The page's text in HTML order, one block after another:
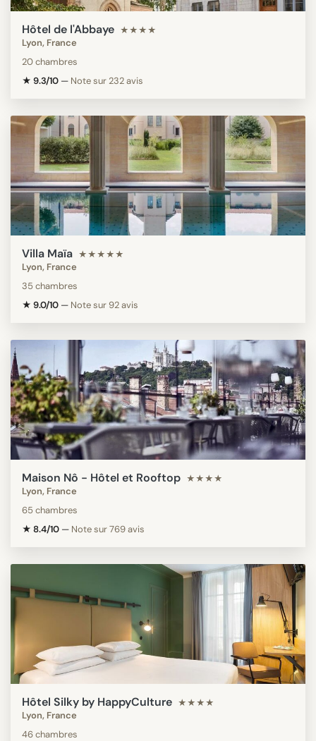
Hôtel de l'Abbaye ★★★★
Lyon, France
20 chambres
★ 9.3/10 — Note sur 232 avis
Villa Maïa ★★★★★
Lyon, France
35 chambres
★ 9.0/10 — Note sur 92 avis
Maison Nô - Hôtel et Rooftop ★★★★
Lyon, France
65 chambres
★ 8.4/10 — Note sur 769 avis
Hôtel Silky by HappyCulture ★★★★
Lyon, France
46 chambres